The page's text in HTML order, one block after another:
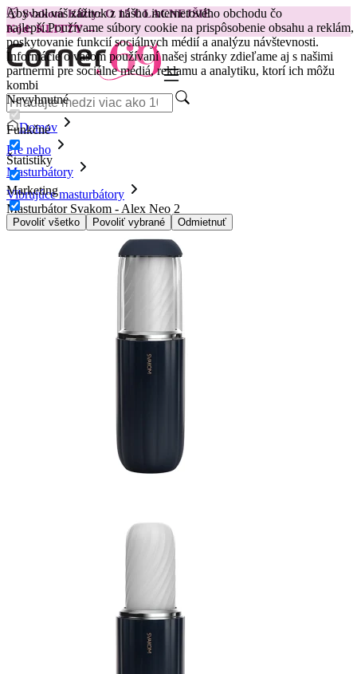
Aby bol váš zážitok z nášho internetového obchodu čo
najlepší.Používame súbory cookie na prispôsobenie obsahu a reklám,
poskytovanie funkcií sociálnych médií a analýzu návštevnosti.
Informácie o vašom používaní našej stránky zdieľame aj s našimi
partnermi pre sociálne médiá, reklamu a analytiku, ktorí ich môžu
kombi
Nevyhnutné
Funkčné
Štatistiky
Marketing
Povoliť všetko Povoliť vybrané Odmietnuť
😽Svakom Klitty: O 15 € LACNEJŠIE
Kód: KLITTY →
Domov
Pre neho
Masturbátory
Vibrujúce masturbátory
Masturbátor Svakom - Alex Neo 2